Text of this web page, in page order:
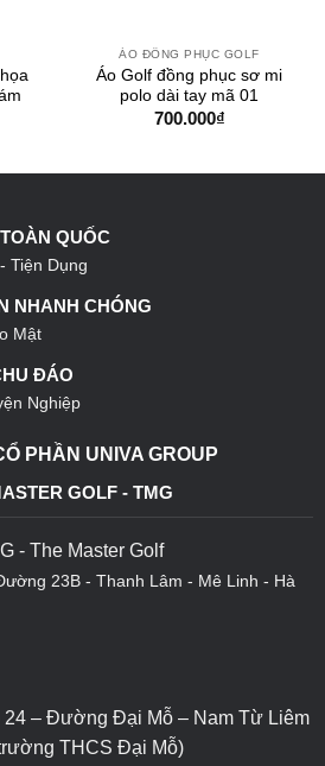
ÁO ĐỒNG PHỤC GOLF
Áo Golf đồng phục sơ mi
polo dài tay mã 01
700.000₫
QUỐC
Tiện Dụng
NHANH CHÓNG
Mật
ĐÁO
Nghiệp
PHẦN UNIVA GROUP
GOLF - TMG
- The Master Golf
23B - Thanh Lâm - Mê Linh - Hà
– Đường Đại Mỗ – Nam Từ Liêm
THCS Đại Mỗ)